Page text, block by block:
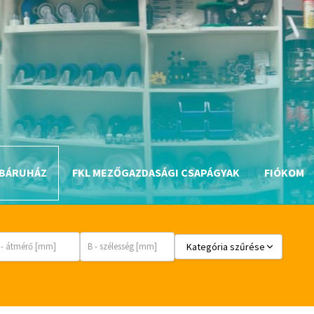
FKL MEZŐGAZDASÁGI CSAPÁGYAK FIÓKOM
Kategória szűrése
méret:
d (furat)
méret:
D (átmérő)
méret:
B (szélesség)